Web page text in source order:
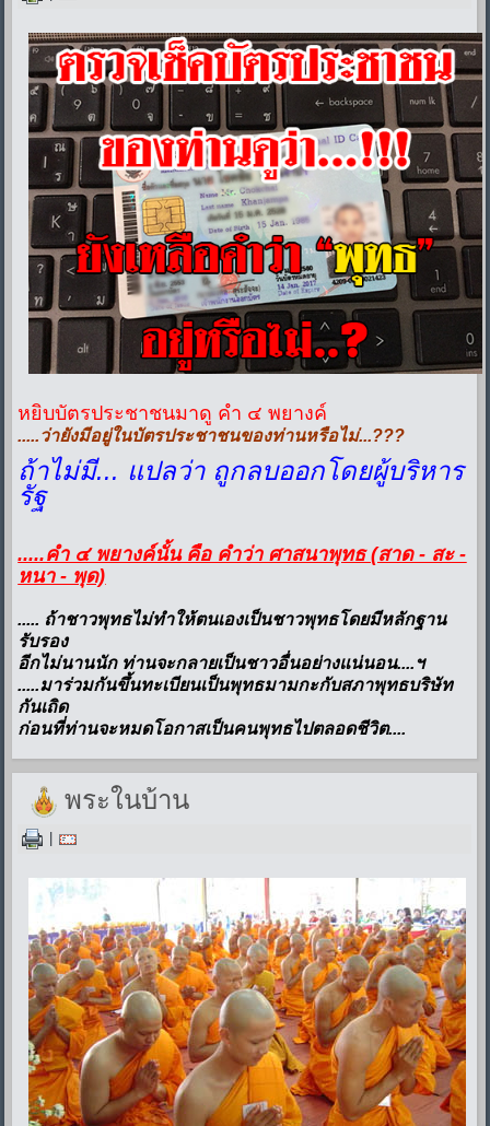
หยิบบัตรประชาชนมาดู คำ ๔ พยางค์
.....ว่ายังมีอยู่ในบัตรประชาชนของท่านหรือไม่...???
ถ้าไม่มี... แปลว่า ถูกลบออกโดยผู้บริหาร
รัฐ
.....คำ ๔ พยางค์นั้น คือ คำว่า ศาสนาพุทธ (สาด - สะ -
หนา - พุด)
..... ถ้าชาวพุทธไม่ทำให้ตนเองเป็นชาวพุทธโดยมีหลักฐาน
รับรอง
อีกไม่นานนัก ท่านจะกลายเป็นชาวอื่นอย่างแน่นอน....ฯ
.....มาร่วมกันขึ้นทะเบียนเป็นพุทธมามกะกับสภาพุทธบริษัท
กันเถิด
ก่อนที่ท่านจะหมดโอกาสเป็นคนพุทธไปตลอดชีวิต....
พระในบ้าน